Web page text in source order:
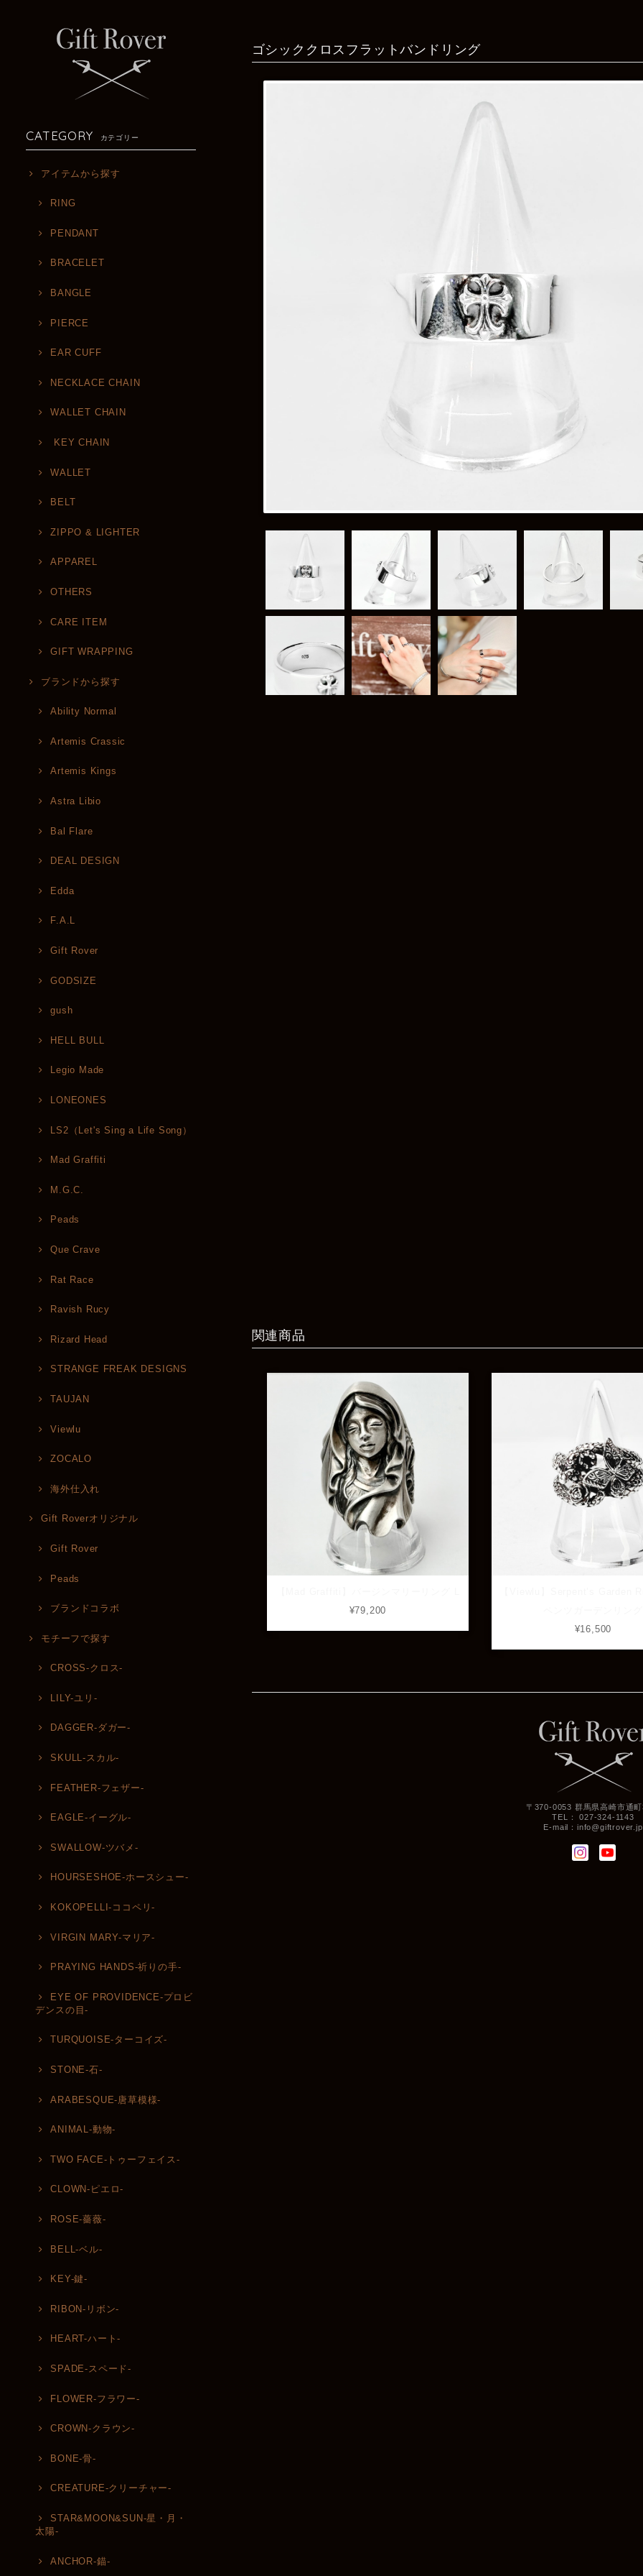
CATEGORY カテゴリー
アイテムから探す
RING
PENDANT
BRACELET
BANGLE
PIERCE
EAR CUFF
NECKLACE CHAIN
WALLET CHAIN
KEY CHAIN
WALLET
BELT
ZIPPO & LIGHTER
APPAREL
OTHERS
CARE ITEM
GIFT WRAPPING
ブランドから探す
Ability Normal
Artemis Crassic
Artemis Kings
Astra Libio
Bal Flare
DEAL DESIGN
Edda
F.A.L
Gift Rover
GODSIZE
gush
HELL BULL
Legio Made
LONEONES
LS2（Let's Sing a Life Song）
Mad Graffiti
M.G.C.
Peads
Que Crave
Rat Race
Ravish Rucy
Rizard Head
STRANGE FREAK DESIGNS
TAUJAN
Viewlu
ZOCALO
海外仕入れ
Gift Roverオリジナル
Gift Rover
Peads
ブランドコラボ
モチーフで探す
CROSS-クロス-
LILY-ユリ-
DAGGER-ダガー-
SKULL-スカル-
FEATHER-フェザー-
EAGLE-イーグル-
SWALLOW-ツバメ-
HOURSESHOE-ホースシュー-
KOKOPELLI-ココペリ-
VIRGIN MARY-マリア-
PRAYING HANDS-祈りの手-
EYE OF PROVIDENCE-プロビ
デンスの目-
TURQUOISE-ターコイズ-
STONE-石-
ARABESQUE-唐草模様-
ANIMAL-動物-
TWO FACE-トゥーフェイス-
CLOWN-ピエロ-
ROSE-薔薇-
BELL-ベル-
KEY-鍵-
RIBON-リボン-
HEART-ハート-
SPADE-スペード-
FLOWER-フラワー-
CROWN-クラウン-
BONE-骨-
CREATURE-クリーチャー-
STAR&MOON&SUN-星・月・
太陽-
ANCHOR-錨-
ゴシッククロスフラットバンドリング
関連商品
¥79,200
¥16,500
〒370-0053 群馬県高崎市通町
TEL： 027-324-1143
E-mail：info@giftrover.jp